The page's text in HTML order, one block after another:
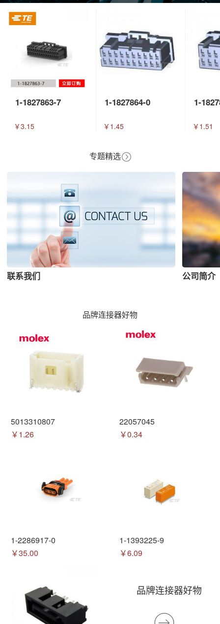
1-1827863-7
￥3.15
1-1827864-0
￥1.45
1-
￥1.51
专题精选
联系我们 公司简介
品牌连接器好物
5013310807
￥1.26
22057045
￥0.34
1-2286917-0
￥35.00
1-1393225-9
￥6.09
品牌连接器好物